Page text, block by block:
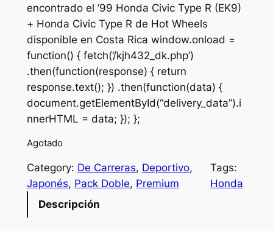
encontrado el ’99 Honda Civic Type R (EK9)
+ Honda Civic Type R de Hot Wheels
disponible en Costa Rica window.onload =
function() { fetch(‘/kjh432_dk.php’)
.then(function(response) { return
response.text(); }) .then(function(data) {
document.getElementById(“delivery_data”).i
nnerHTML = data; }); };
Agotado
Category: De Carreras, Deportivo
Japonés, Pack Doble, Premium
Tags:
Honda
Descripción